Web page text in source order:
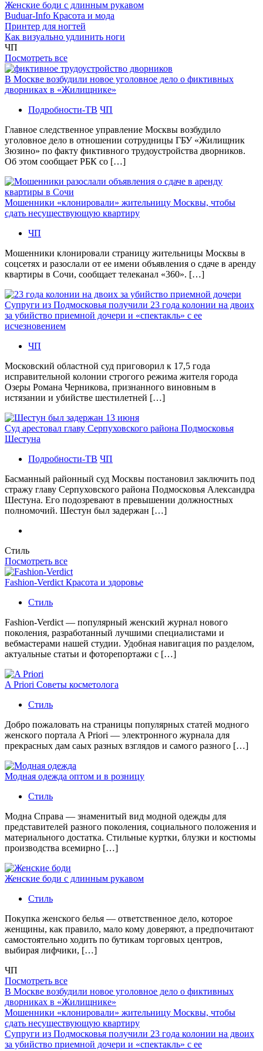
Женские боди с длинным рукавом
Buduar-Info Красота и мода
Принтер для ногтей
Как визуально удлинить ноги
ЧП
Посмотреть все
В Москве возбудили новое уголовное дело о фиктивных
дворниках в «Жилищнике»
Подробности-ТВ ЧП
Главное следственное управление Москвы возбудило
уголовное дело в отношении сотрудницы ГБУ «Жилищник
Зюзино» по факту фиктивного трудоустройства дворников.
Об этом сообщает РБК со […]
Мошенники «клонировали» жительницу Москвы, чтобы
сдать несуществующую квартиру
ЧП
Мошенники клонировали страницу жительницы Москвы в
соцсетях и разослали от ее имени объявления о сдаче в аренду
квартиры в Сочи, сообщает телеканал «360». […]
Супруги из Подмосковья получили 23 года колонии на двоих
за убийство приемной дочери и «спектакль» с ее
исчезновением
ЧП
Московский областной суд приговорил к 17,5 года
исправительной колонии строгого режима жителя города
Озеры Романа Черникова, признанного виновным в
истязании и убийстве шестилетней […]
Суд арестовал главу Серпуховского района Подмосковья
Шестуна
Подробности-ТВ ЧП
Басманный районный суд Москвы постановил заключить под
стражу главу Серпуховского района Подмосковья Александра
Шестуна. Его подозревают в превышении должностных
полномочий. Шестун был задержан […]
Стиль
Посмотреть все
Fashion-Verdict Красота и здоровье
Стиль
Fashion-Verdict — популярный женский журнал нового
поколения, разработанный лучшими специалистами и
вебмастерами нашей студии. Удобная навигация по разделом,
актуальные статьи и фоторепортажи с […]
A Priori Советы косметолога
Стиль
Добро пожаловать на страницы популярных статей модного
женского портала A Priori — электронного журнала для
прекрасных дам саых разных взглядов и самого разного […]
Модная одежда оптом и в розницу
Стиль
Модна Справа — знаменитый вид модной одежды для
представителей разного поколения, социального положения и
материального достатка. Стильные куртки, блузки и костюмы
производства всемирно […]
Женские боди с длинным рукавом
Стиль
Покупка женского белья — ответственное дело, которое
женщины, как правило, мало кому доверяют, а предпочитают
самостоятельно ходить по бутикам торговых центров,
выбирая лифчики, […]
ЧП
Посмотреть все
В Москве возбудили новое уголовное дело о фиктивных
дворниках в «Жилищнике»
Мошенники «клонировали» жительницу Москвы, чтобы
сдать несуществующую квартиру
Супруги из Подмосковья получили 23 года колонии на двоих
за убийство приемной дочери и «спектакль» с ее